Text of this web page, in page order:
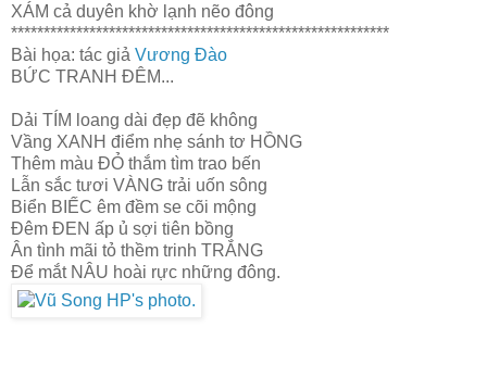
XÁM cả duyên khờ lạnh nẽo đông
**********************************************************
Bài họa: tác giả Vương Đào
BỨC TRANH ĐÊM...
Dải TÍM loang dài đẹp đẽ không
Vầng XANH điểm nhẹ sánh tơ HỒNG
Thêm màu ĐỎ thắm tìm trao bến
Lẫn sắc tươi VÀNG trải uốn sông
Biển BIẾC êm đềm se cõi mộng
Đêm ĐEN ấp ủ sợi tiên bồng
Ân tình mãi tỏ thềm trinh TRẮNG
Để mắt NÂU hoài rực những đông.